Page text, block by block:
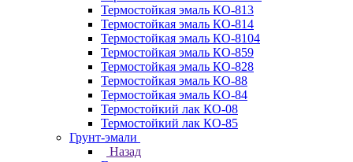
Термостойкая эмаль КО-813
Термостойкая эмаль КО-814
Термостойкая эмаль КО-8104
Термостойкая эмаль КО-859
Термостойкая эмаль КО-828
Термостойкая эмаль КО-88
Термостойкая эмаль КО-84
Термостойкий лак КО-08
Термостойкий лак КО-85
Грунт-эмали
Назад